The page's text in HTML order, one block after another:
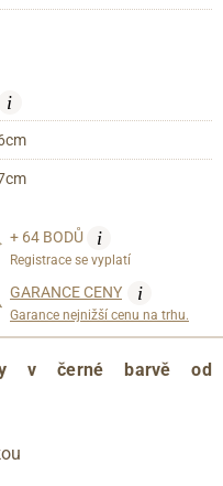
i
+ 64 BODŮ i
Registrace se vyplatí
GARANCE CENY i
Garance nejnižší cenu na trhu.
v černé barvě od